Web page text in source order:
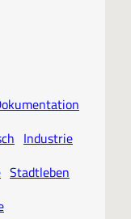
Industrie
Stadtleben